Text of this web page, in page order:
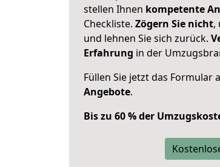
stellen Ihnen kompetente
Checkliste. Zögern Sie nicht,
und lehnen Sie sich zurück.
Erfahrung in der
Füllen Sie jetzt das Formular
Angebote.
Bis zu 60 % der